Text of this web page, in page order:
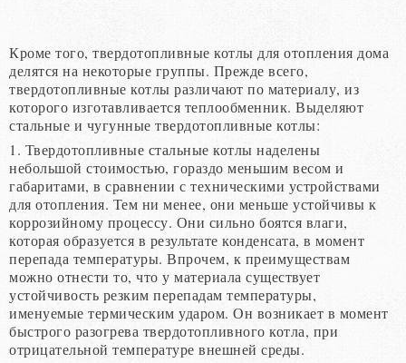
Кроме того, твердотопливные котлы для отопления дома
делятся на некоторые группы. Прежде всего,
твердотопливные котлы различают по материалу, из
которого изготавливается теплообменник. Выделяют
стальные и чугунные твердотопливные котлы:
1. Твердотопливные стальные котлы наделены
небольшой стоимостью, гораздо меньшим весом и
габаритами, в сравнении с техническими устройствами
для отопления. Тем ни менее, они меньше устойчивы к
коррозийному процессу. Они сильно боятся влаги,
которая образуется в результате конденсата, в момент
перепада температуры. Впрочем, к преимуществам
можно отнести то, что у материала существует
устойчивость резким перепадам температуры,
именуемые термическим ударом. Он возникает в момент
быстрого разогрева твердотопливного котла, при
отрицательной температуре внешней среды.